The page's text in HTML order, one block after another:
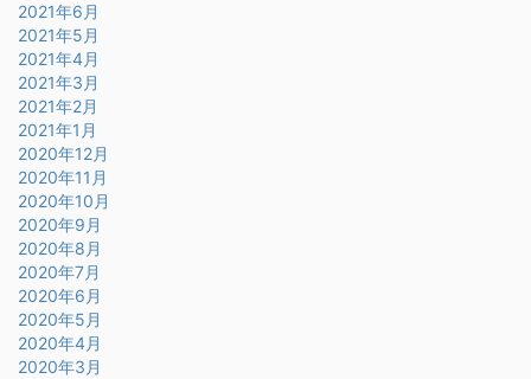
2021年6月
2021年5月
2021年4月
2021年3月
2021年2月
2021年1月
2020年12月
2020年11月
2020年10月
2020年9月
2020年8月
2020年7月
2020年6月
2020年5月
2020年4月
2020年3月